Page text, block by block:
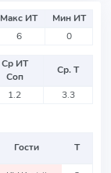
Макс ИТ
Мин ИТ
6 0
Ср ИТ
Соп
Ср. Т
1.2 3.3
Гости Т